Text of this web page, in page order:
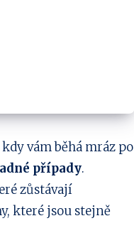
vám běhá mráz po
případy.
zůstávají
které jsou stejně